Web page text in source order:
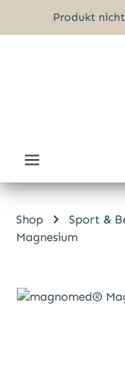
Zum Hauptinhalt
Produkt
Shop Sport &
Magnesium
Bildergalerie